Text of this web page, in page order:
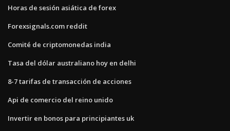
Horas de sesión asiática de forex
Forexsignals.com reddit
Comité de criptomonedas india
Tasa del dólar australiano hoy en delhi
8-7 tarifas de transacción de acciones
Api de comercio del reino unido
Invertir en bonos para principiantes uk